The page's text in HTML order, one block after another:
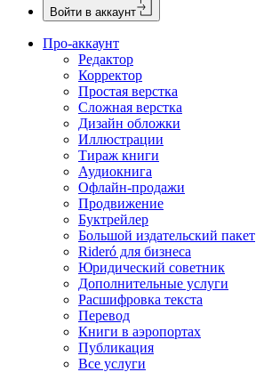
Войти в аккаунт
Про-аккаунт
Редактор
Корректор
Простая верстка
Сложная верстка
Дизайн обложки
Иллюстрации
Тираж книги
Аудиокнига
Офлайн-продажи
Продвижение
Буктрейлер
Большой издательский пакет
Rideró для бизнеса
Юридический советник
Дополнительные услуги
Расшифровка текста
Перевод
Книги в аэропортах
Публикация
Все услуги